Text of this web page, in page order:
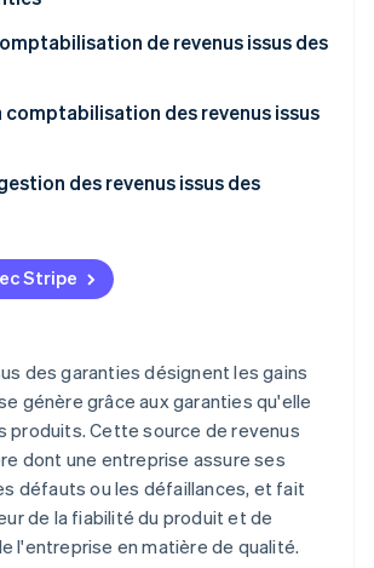
de revenus issus des
automobile vend des voitures avec
vend des ordinateurs
plans de protection optionnels
comptabilisation des revenus issus
des revenus issus des
Stripe
des garanties désignent les gains
génère grâce aux garanties qu'elle
produits. Cette source de revenus
dont une entreprise assure ses
défauts ou les défaillances, et fait
de la fiabilité du produit et de
l'entreprise en matière de qualité.